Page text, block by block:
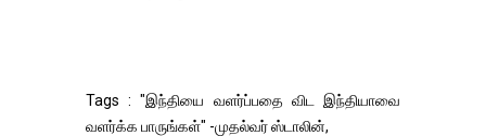
Tags : "இந்தியை வளர்ப்பதை விட இந்தியாவை
வளர்க்க பாருங்கள்" -முதல்வர் ஸ்டாலின்,